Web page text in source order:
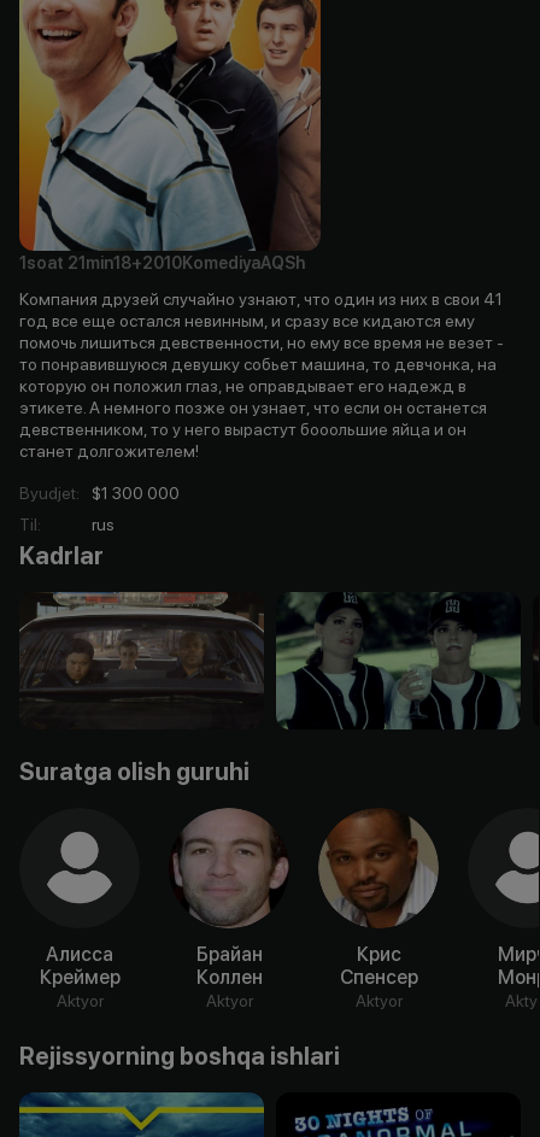
1soat 21min18+2010KomediyaAQSh
Компания друзей случайно узнают, что один из них в свои 41
год все еще остался невинным, и сразу все кидаются ему
помочь лишиться девственности, но ему все время не везет -
то понравившуюся девушку собьет машина, то девчонка, на
которую он положил глаз, не оправдывает его надежд в
этикете. А немного позже он узнает, что если он останется
девственником, то у него вырастут бооольшие яйца и он
станет долгожителем!
Byudjet:
$1 300 000
Til: rus
Kadrlar
Suratga olish guruhi
Алисса
Креймер
Aktyor
Брайан
Коллен
Aktyor
Крис
Спенсер
Aktyor
Rejissyorning boshqa ishlari